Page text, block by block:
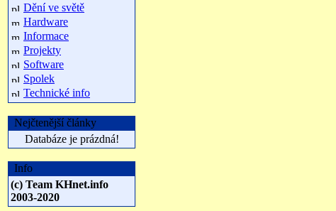
Dění ve světě
Hardware
Informace
Projekty
Software
Spolek
Technické info
Nejčtenější články
Databáze je prázdná!
Info
(c) Team KHnet.info
2003-2020